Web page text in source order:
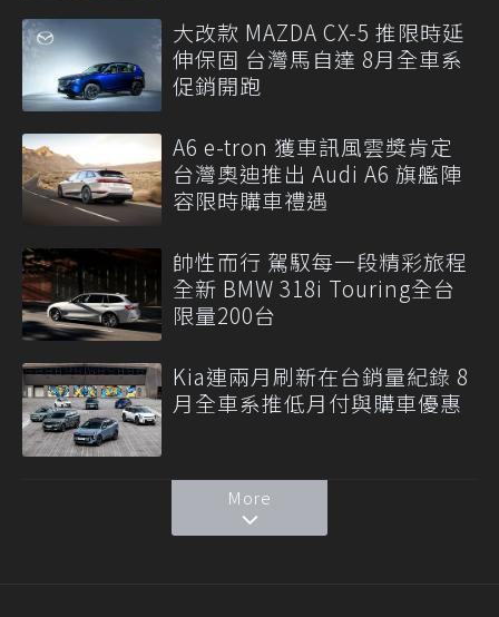
大改款 MAZDA CX-5 推限時延
伸保固 台灣馬自達 8月全車系
促銷開跑
A6 e-tron 獲車訊風雲獎肯定
台灣奧迪推出 Audi A6 旗艦陣
容限時購車禮遇
帥性而行 駕馭每一段精彩旅程
全新 BMW 318i Touring全台
限量200台
Kia連兩月刷新在台銷量紀錄 8
月全車系推低月付與購車優惠
More